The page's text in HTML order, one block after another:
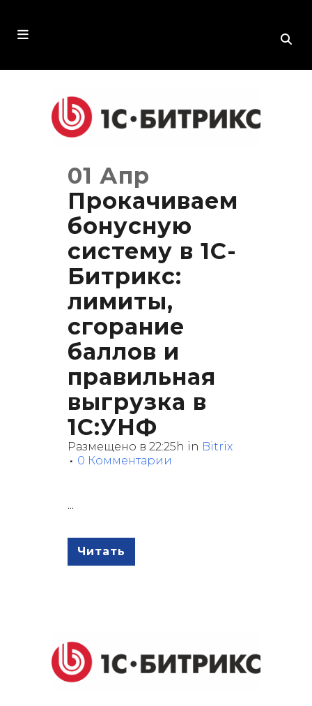
01 Апр
Прокачиваем
бонусную
систему в 1С-
Битрикс:
лимиты,
сгорание
баллов и
правильная
выгрузка в
1С:УНФ
Размещено в 22:25h in Bitrix
0 Комментарии
...
Читать